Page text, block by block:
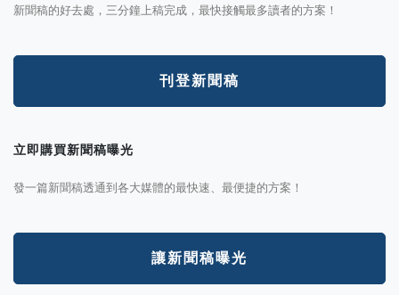
新聞稿的好去處，三分鐘上稿完成，最快接觸最多讀者的方案！
刊登新聞稿
立即購買新聞稿曝光
發一篇新聞稿透通到各大媒體的最快速、最便捷的方案！
讓新聞稿曝光